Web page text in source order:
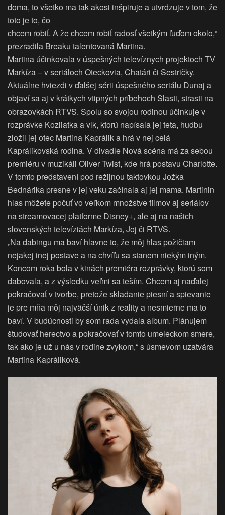
doma, to všetko ma tak akosi inšpiruje a utvrdzuje v tom, že
toto je to, čo
chcem robiť. A že chcem robiť radosť všetkým ľuďom okolo,“
prezradila Breaku talentovaná Martina.
Martina účinkovala v úspešných televíznych projektoch TV
Markíza – v seriáloch Oteckovia, Chatári či Sestričky.
Aktuálne hviezdi v ďalšej sérii úspešného seriálu Dunaj a
objaví sa aj v krátkych vtipných príbehoch Slasti, strasti na
obrazovkách RTVS. Spolu so svojou rodinou účinkuje v
rozprávke Kozliatka a vlk, ktorú napísala jej teta, hudbu
zložil jej otec Martina Kaprálik a hrá v nej celá
Kaprálikovská rodina. V divadle Nová scéna má za sebou
premiéru v muzikáli Oliver Twist, kde hrá postavu Charlotte.
V tomto predstavení pod režijnou taktovkou Jožka
Bednárika presne v jej veku začínala aj jej mama. Martinin
hlas môžete počuť vo veľkom množstve filmov aj seriálov
na streamovacej platforme Disney+, ale aj na našich
slovenských televíziách Markíza, Joj či RTVS.
„Na dabingu ma baví hlavne to, že môj hlas požičiam
nejakej inej postave a na chvíľu sa stanem niekým iným.
Koncom roka bola v kinách premiéra rozprávky, ktorú som
dabovala, a z výsledku veľmi sa teším. Chcem aj naďalej
pokračovať v tvorbe, pretože skladanie piesní a spievanie
je pre mňa môj najväčší únik z reality a nesmierne ma to
baví. V budúcnosti by som rada vydala album. Plánujem
študovať herectvo a pokračovať v tomto umeleckom smere,
tak ako je už u nás v rodine zvykom,“ s úsmevom uzatvára
Martina Kapráliková.